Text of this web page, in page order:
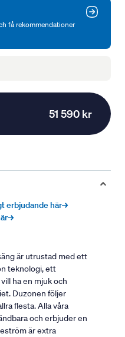
få rekommendationer
51 590 kr
erbjudande här→
är utrustad med ett
teknologi, ett
ha en mjuk och
Duzonen följer
flesta. Alla våra
och erbjuder en
är extra